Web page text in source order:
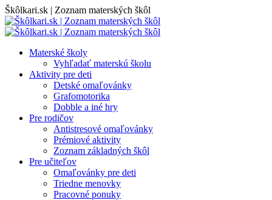
Skip
to
content
Škôlkari.sk | Zoznam materských škôl
Materské školy
Vyhľadať materskú školu
Aktivity pre deti
Detské omaľovánky
Grafomotorika
Dobble a iné hry
Pre rodičov
Antistresové omaľovánky
Prémiové aktivity
Zoznam základných škôl
Pre učiteľov
Omaľovánky pre deti
Triedne menovky
Pracovné ponuky